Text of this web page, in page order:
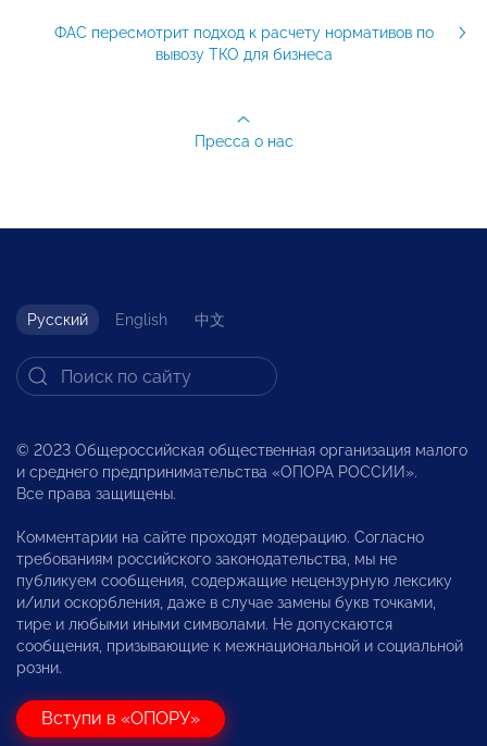
ФАС пересмотрит подход к расчету нормативов по
вывозу ТКО для бизнеса
Пресса о нас
Русский English 中文
© 2023 Общероссийская общественная организация малого
и среднего предпринимательства «ОПОРА РОССИИ».
Все права защищены.
Комментарии на сайте проходят модерацию. Согласно
требованиям российского законодательства, мы не
публикуем сообщения, содержащие нецензурную лексику
и/или оскорбления, даже в случае замены букв точками,
тире и любыми иными символами. Не допускаются
сообщения, призывающие к межнациональной и социальной
розни.
Вступи в «ОПОРУ»